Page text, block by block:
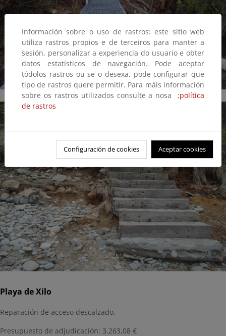
Playa de Xilo
Reparación de acceso descalzado.
Presupuesto de adjudicación: 3.263,08 €
Información sobre o uso de rastros: este sitio web
utiliza rastros propios e de terceiros para manter a
sesión, personalizar a experiencia do usuario e obter
datos estatísticos de navegación. Pode aceptar
tódolos rastros ou se o desexa, pode configurar que
tipo de rastros quere permitir. Para máis información
sobre os rastros utilizados consulte a nosa ;política
de rastros
Configuración de cookies Aceptar cookies